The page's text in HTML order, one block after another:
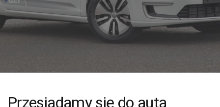
Przesiadamy się do auta